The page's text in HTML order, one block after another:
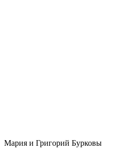
Мария и Григорий Бурковы